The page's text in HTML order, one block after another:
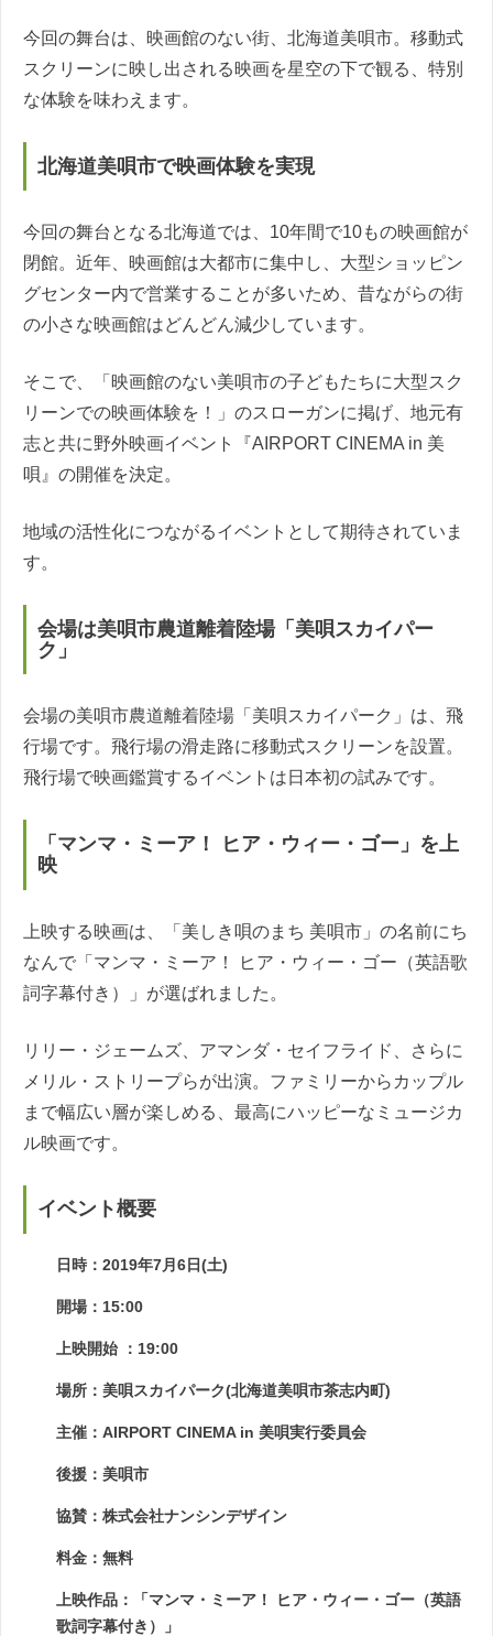
今回の舞台は、映画館のない街、北海道美唄市。移動式
スクリーンに映し出される映画を星空の下で観る、特別
な体験を味わえます。
北海道美唄市で映画体験を実現
今回の舞台となる北海道では、10年間で10もの映画館が
閉館。近年、映画館は大都市に集中し、大型ショッピン
グセンター内で営業することが多いため、昔ながらの街
の小さな映画館はどんどん減少しています。
そこで、「映画館のない美唄市の子どもたちに大型スク
リーンでの映画体験を！」のスローガンに掲げ、地元有
志と共に野外映画イベント『AIRPORT CINEMA in 美
唄』の開催を決定。
地域の活性化につながるイベントとして期待されていま
す。
会場は美唄市農道離着陸場「美唄スカイパー
ク」
会場の美唄市農道離着陸場「美唄スカイパーク」は、飛
行場です。飛行場の滑走路に移動式スクリーンを設置。
飛行場で映画鑑賞するイベントは日本初の試みです。
「マンマ・ミーア！ ヒア・ウィー・ゴー」を上
映
上映する映画は、「美しき唄のまち 美唄市」の名前にち
なんで「マンマ・ミーア！ ヒア・ウィー・ゴー（英語歌
詞字幕付き）」が選ばれました。
リリー・ジェームズ、アマンダ・セイフライド、さらに
メリル・ストリープらが出演。ファミリーからカップル
まで幅広い層が楽しめる、最高にハッピーなミュージカ
ル映画です。
イベント概要
日時：2019年7月6日(土)
開場：15:00
上映開始 ：19:00
場所：美唄スカイパーク(北海道美唄市茶志内町)
主催：AIRPORT CINEMA in 美唄実行委員会
後援：美唄市
協賛：株式会社ナンシンデザイン
料金：無料
上映作品：「マンマ・ミーア！ ヒア・ウィー・ゴー（英語
歌詞字幕付き）」